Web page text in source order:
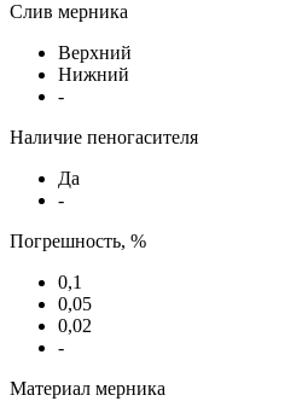
Слив мерника
Верхний
Нижний
-
Наличие пеногасителя
Да
-
Погрешность, %
0,1
0,05
0,02
-
Материал мерника